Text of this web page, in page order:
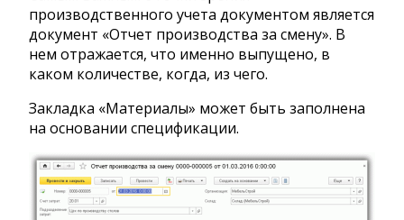
производственного учета документом является
документ «Отчет производства за смену». В
нем отражается, что именно выпущено, в
каком количестве, когда, из чего.
Закладка «Материалы» может быть заполнена
на основании спецификации.